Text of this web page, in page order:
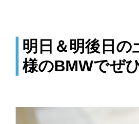
明日＆明後日
様のBMWでぜ